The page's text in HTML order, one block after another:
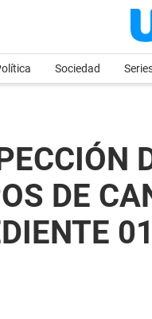
Sociedad
DE